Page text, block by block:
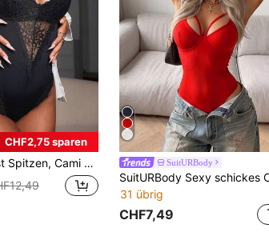
CHF2,75 sparen
Figurformender Bodysuit mit SuitURBody
31 übrig
CHF7,49